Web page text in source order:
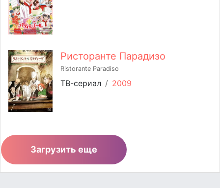
Ристоранте Парадизо
Ristorante Paradiso
ТВ-сериал / 2009
Загрузить еще